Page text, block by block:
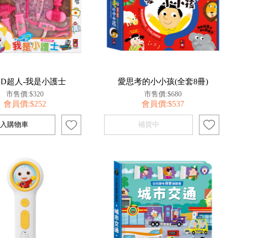
超人-我是小護士
市售價:$320
會員價:$252
愛思考的小小孩(全套8冊)
市售價:$680
會員價:$537